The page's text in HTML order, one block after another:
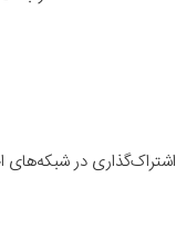
اشتراک‌گذاری در شبکه‌های